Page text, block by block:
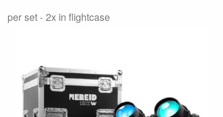
per set 2x in flightcase